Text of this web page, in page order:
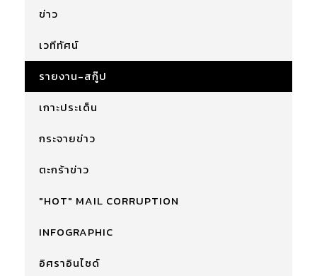
ข่าว
เวทีทัศน์
รายงาน-สกู๊ป
เกาะประเด็น
กระจายข่าว
ตะกร้าข่าว
"HOT" MAIL CORRUPTION
INFOGRAPHIC
อิศราอินไซด์